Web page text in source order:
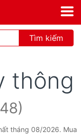
Tìm kiếm
thông
tháng 08/2026. Mua